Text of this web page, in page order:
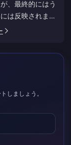
、最終的にはう
は反映されませ
少なくとも5分
早ければずっと
しましょう。